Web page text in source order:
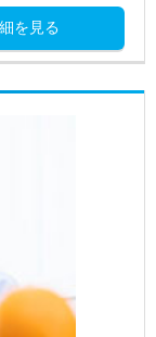
を見る